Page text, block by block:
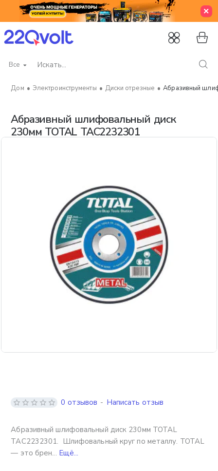
Все
Искать...
Абразивный шлифовальный диск
230мм TOTAL TAC2232301
Электроинструменты Диски отрезные Абразивный
Абразивный шлифовальный диск 230мм TOTAL
TAC2232301. Шлифовальный круг по металлу. TOTAL
— это брен... Ещё...
0 отзывов - Написать отзыв